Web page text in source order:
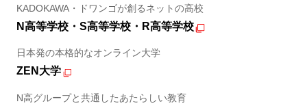
KADOKAWA・ドワンゴが創るネットの高校
N高等学校・S高等学校・R高等学校
日本発の本格的なオンライン大学
ZEN大学
N高グループと共通したあたらしい教育